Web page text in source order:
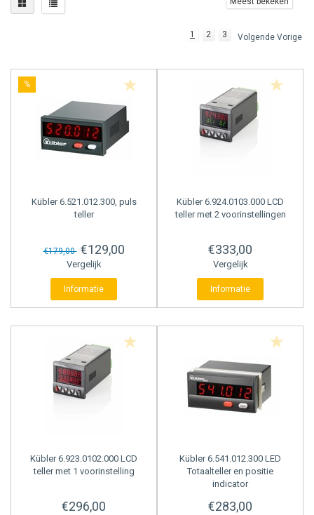
UREN TELLERS
TACHOMETERS
MULTIFUNCTIONELE TELLERS
PROCESS DISPLAYS
TEMPERATUUR DISPLAYS
WEEG CONTROLLER
DALI GATEWAYS
AIR TO WATER GATEWAYS
HMS
1 2 3 Volgende Vorige
%
Kübler6.521.012.300, puls
teller
€179,00 €129,00
Vergelijk
Informatie
Kübler6.924.0103.000 LCD
teller met 2 voorinstellingen
€333,00
Vergelijk
Informatie
Kübler6.923.0102.000 LCD
teller met 1 voorinstelling
€296,00
Kübler6.541.012.300 LED
Totaalteller en positie
indicator
€283,00